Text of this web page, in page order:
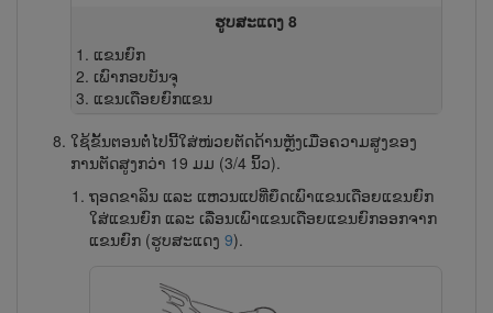
ຮູບສະແດງ 8
ແຂນຍົກ
ເພົາກອບບັນຈຸ
ແຂນເດືອຍຍົກແຂນ
ໃຊ້ຂັ້ນຕອນຕໍ່ໄປນີ້ໃສ່ໜ່ວຍຕັດດ້ານຫຼັງເມື່ອຄວາມສູງຂອງ
ການຕັດສູງກວ່າ 19 ມມ (3/4 ນິ້ວ).
ຖອດຂາລິນ ແລະ ແຫວນແປທີ່ຍຶດເພົາແຂນເດືອຍແຂນຍົກ
ໃສ່ແຂນຍົກ ແລະ ເລື່ອນເພົາແຂນເດືອຍແຂນຍົກອອກຈາກ
ແຂນຍົກ (ຮູບສະແດງ 9).